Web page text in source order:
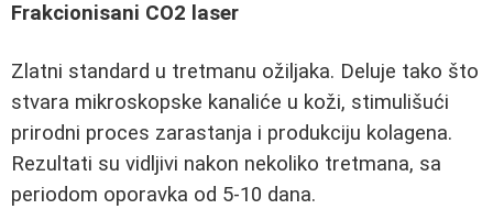
Frakcionisani CO2 laser
Zlatni standard u tretmanu ožiljaka. Deluje tako što
stvara mikroskopske kanaliće u koži, stimulišući
prirodni proces zarastanja i produkciju kolagena.
Rezultati su vidljivi nakon nekoliko tretmana, sa
periodom oporavka od 5-10 dana.